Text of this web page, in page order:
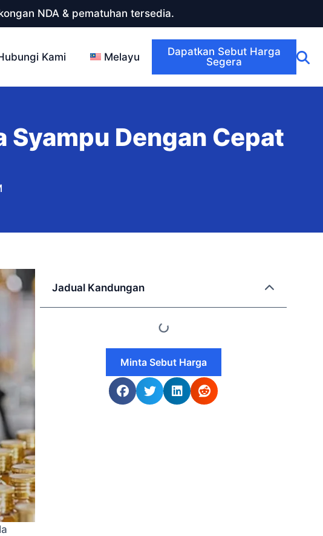
NDA & pematuhan tersedia.
Kami Melayu
Dapatkan Sebut Harga
Segera
Dengan Cepat
Jadual Kandungan
Minta Sebut Harga